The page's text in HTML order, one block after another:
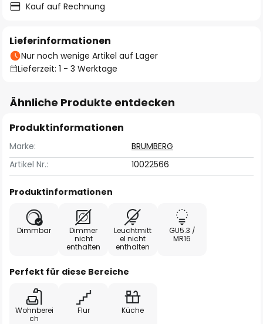
Kauf auf Rechnung
Lieferinformationen
Nur noch wenige Artikel auf Lager
Lieferzeit: 1 - 3 Werktage
Ähnliche Produkte entdecken
Produktinformationen
Marke:
BRUMBERG
Artikel Nr.:
10022566
Produktinformationen
Dimmbar
Dimmer
nicht
enthalten
Leuchtmitt
el nicht
enthalten
GU5.3 /
MR16
Perfekt für diese Bereiche
Wohnberei
ch
Flur Küche